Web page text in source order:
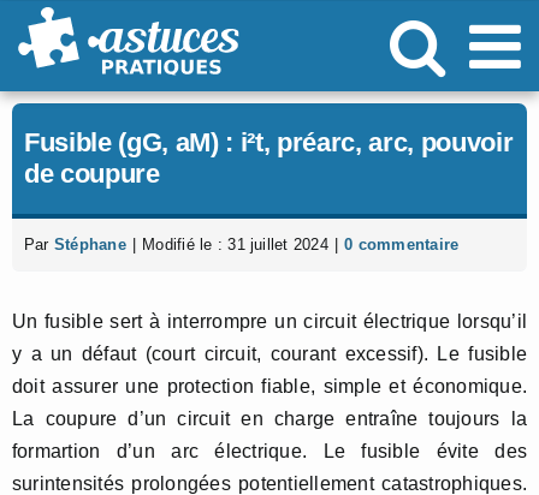
Passer
au
Fusible (gG, aM) : i²t, préarc, arc, pouvoir
de coupure
Par Stéphane Modifié le : 31 juillet 2024 0 commentaire
Un fusible sert à interrompre un circuit électrique lorsqu’il
y a un défaut (court circuit, courant excessif). Le fusible
doit assurer une protection fiable, simple et économique.
La coupure d’un circuit en charge entraîne toujours la
formartion d’un arc électrique. Le fusible évite des
surintensités prolongées potentiellement catastrophiques.